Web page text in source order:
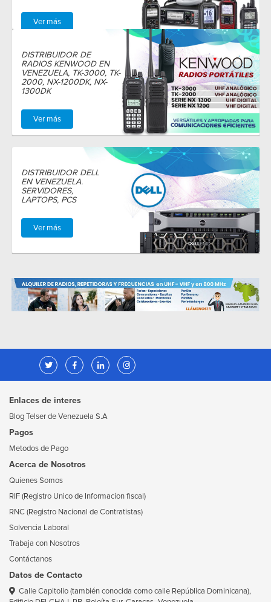
Ver más
DISTRIBUIDOR DE
RADIOS KENWOOD EN
VENEZUELA, TK-3000, TK-
2000, NX-1200DK, NX-
1300DK
Ver más
DISTRIBUIDOR DELL
EN VENEZUELA.
SERVIDORES,
LAPTOPS, PCS
Ver más
Enlaces de interes
Blog Telser de Venezuela S.A
Pagos
Metodos de Pago
Acerca de Nosotros
Quienes Somos
RIF (Registro Unico de Informacion fiscal)
RNC (Registro Nacional de Contratistas)
Solvencia Laboral
Trabaja con Nosotros
Contáctanos
Datos de Contacto
Calle Capitolio (también conocida como calle República Dominicana),